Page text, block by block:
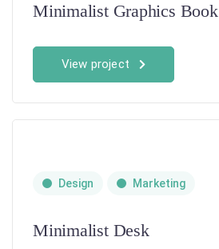
Minimalist Graphics Book
View project
Design Marketing
Minimalist Desk